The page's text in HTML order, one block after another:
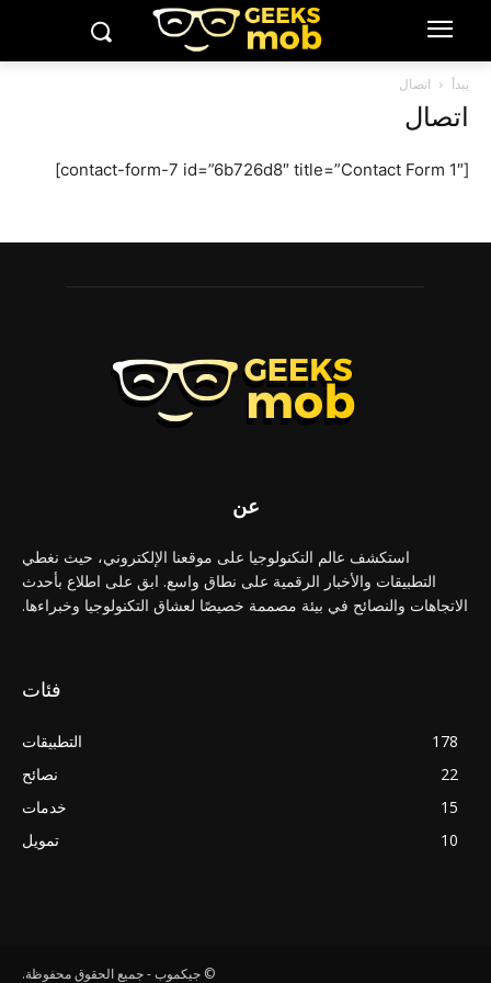
يبدأ اتصال
اتصال
[contact-form-7 id=”6b726d8″ title=”Contact Form 1″]
عن
استكشف عالم التكنولوجيا على موقعنا الإلكتروني، حيث نغطي
التطبيقات والأخبار الرقمية على نطاق واسع. ابق على اطلاع بأحدث
الاتجاهات والنصائح في بيئة مصممة خصيصًا لعشاق التكنولوجيا وخبراءها.
فئات
التطبيقات
178
نصائح
22
خدمات
15
تمويل
10
© جيكموب - جميع الحقوق محفوظة.